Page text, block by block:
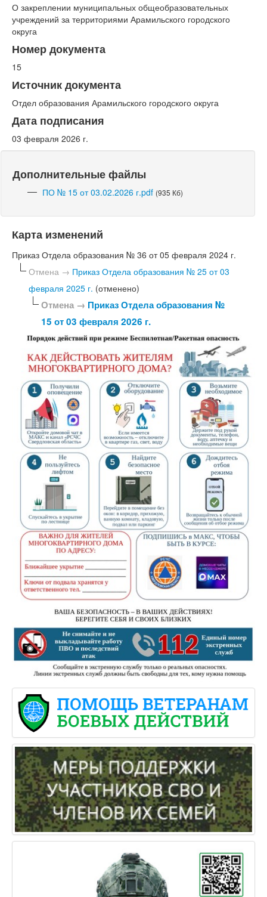
О закреплении муниципальных общеобразовательных
учреждений за территориями Арамильского городского
округа
Номер документа
15
Источник документа
Отдел образования Арамильского городского округа
Дата подписания
03 февраля 2026 г.
Дополнительные файлы
ПО № 15 от 03.02.2026 г.pdf (935 Кб)
Карта изменений
Приказ Отдела образования № 36 от 05 февраля 2024 г.
Отмена → Приказ Отдела образования № 25 от 03
февраля 2025 г. (отменено)
Отмена → Приказ Отдела образования №
15 от 03 февраля 2026 г.